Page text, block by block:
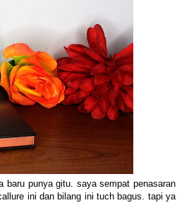
baru punya gitu. saya sempat penasaran
ini dan bilang ini tuch bagus. tapi ya